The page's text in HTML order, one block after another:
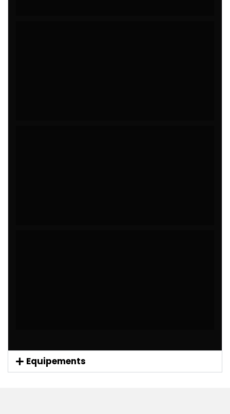
Equipements